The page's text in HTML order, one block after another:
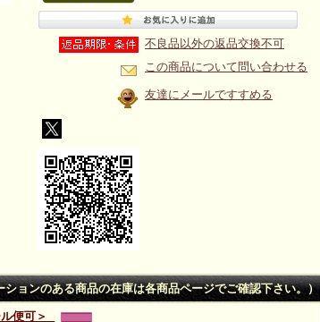
不良品以外の返品交換不可
この商品について問い合わせる
友達にメールですすめる
ョンのある商品の在庫は各商品ページでご確認下さい。）
便可＞